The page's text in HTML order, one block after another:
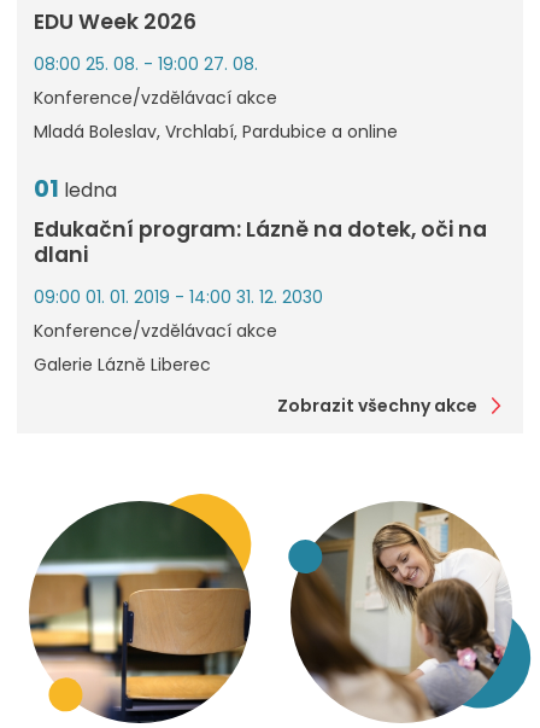
EDU Week 2026
08:00 25. 08. - 19:00 27. 08.
Konference/vzdělávací akce
Mladá Boleslav, Vrchlabí, Pardubice a online
01 ledna
Edukační program: Lázně na dotek, oči na
dlani
09:00 01. 01. 2019 - 14:00 31. 12. 2030
Konference/vzdělávací akce
Galerie Lázně Liberec
Zobrazit všechny akce